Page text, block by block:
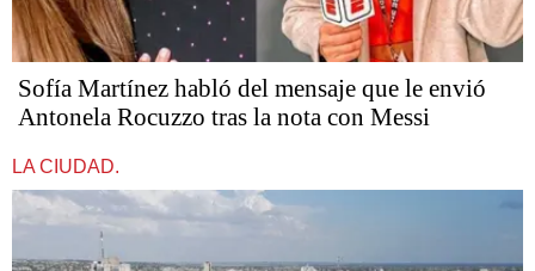
Sofía Martínez habló del mensaje que le envió
Antonela Rocuzzo tras la nota con Messi
LA CIUDAD.